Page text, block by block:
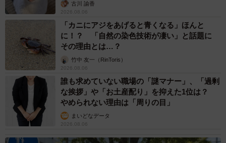
古川 諭香
2026.08.06
「カニにアジをあげると青くなる」ほんと
に！？ 「自然の染色技術が凄い」と話題に
その理由とは…？
竹中 友一（RinToris）
2026.08.06
誰も求めていない職場の「謎マナー」、「過剰
な挨拶」や「お土産配り」を抑えた1位は？
やめられない理由は「周りの目」
まいどなデータ
2026.08.06